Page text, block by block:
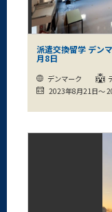
派遣交換留学 デン
月8日
デンマーク
2023年8月21日～